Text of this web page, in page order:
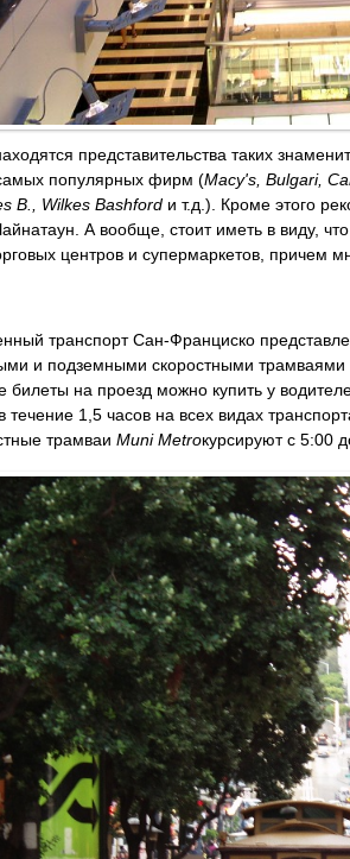
представительства таких
популярных фирм (Macy's, Bulgari,
B., Wilkes Bashford и т.д.). Кроме этого
А вообще, стоит иметь в виду,
центров и супермаркетов, причем
транспорт Сан-Франциско
и подземными скоростными трамваями
билеты на проезд можно купить у
течение 1,5 часов на всех видах
трамваи Muni Metroкурсируют с 5:00